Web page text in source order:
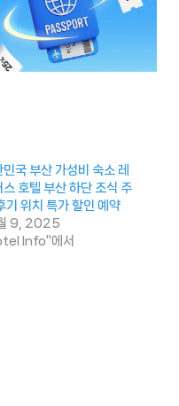
민국 부산 가성비 숙소 레
스 호텔 부산 하단 조식 주
기 위치 특가 할인 예약
9, 2025
Info"에서